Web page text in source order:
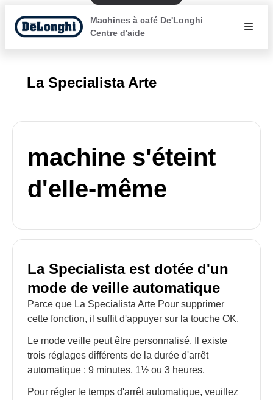
Machines à café De'Longhi
Centre d'aide
La Specialista Arte
machine s'éteint
d'elle-même
La Specialista est dotée d'un
mode de veille automatique
Parce que La Specialista Arte Pour supprimer
cette fonction, il suffit d'appuyer sur la touche OK.
Le mode veille peut être personnalisé. Il existe
trois réglages différents de la durée d'arrêt
automatique : 9 minutes, 1½ ou 3 heures.
Pour régler le temps d'arrêt automatique, veuillez